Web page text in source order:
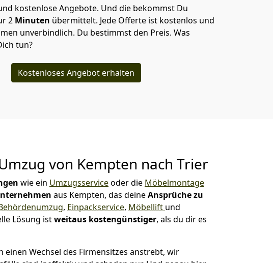
kostenlose Angebote. Und die bekommst Du
2 Minuten übermittelt. Jede Offerte ist kostenlos und
unverbindlich. Du bestimmst den Preis. Was
tun?
Kostenloses Angebot erhalten
von Kempten nach Trier
wie ein Umzugsserviceoder die Möbelmontage
aus Kempten, das deineAnsprüche zu
, Einpackservice, Möbellift und
Lösung istweitaus kostengünstiger, als du dir es
Wechsel des Firmensitzes anstrebt, wir